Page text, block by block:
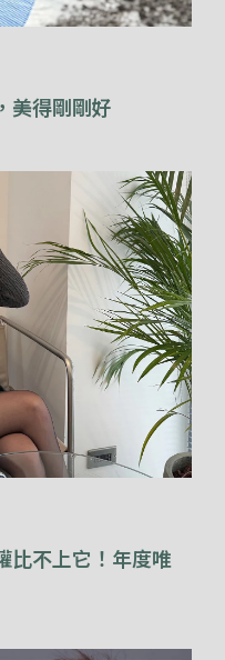
美得剛剛好
比不上它！年度唯